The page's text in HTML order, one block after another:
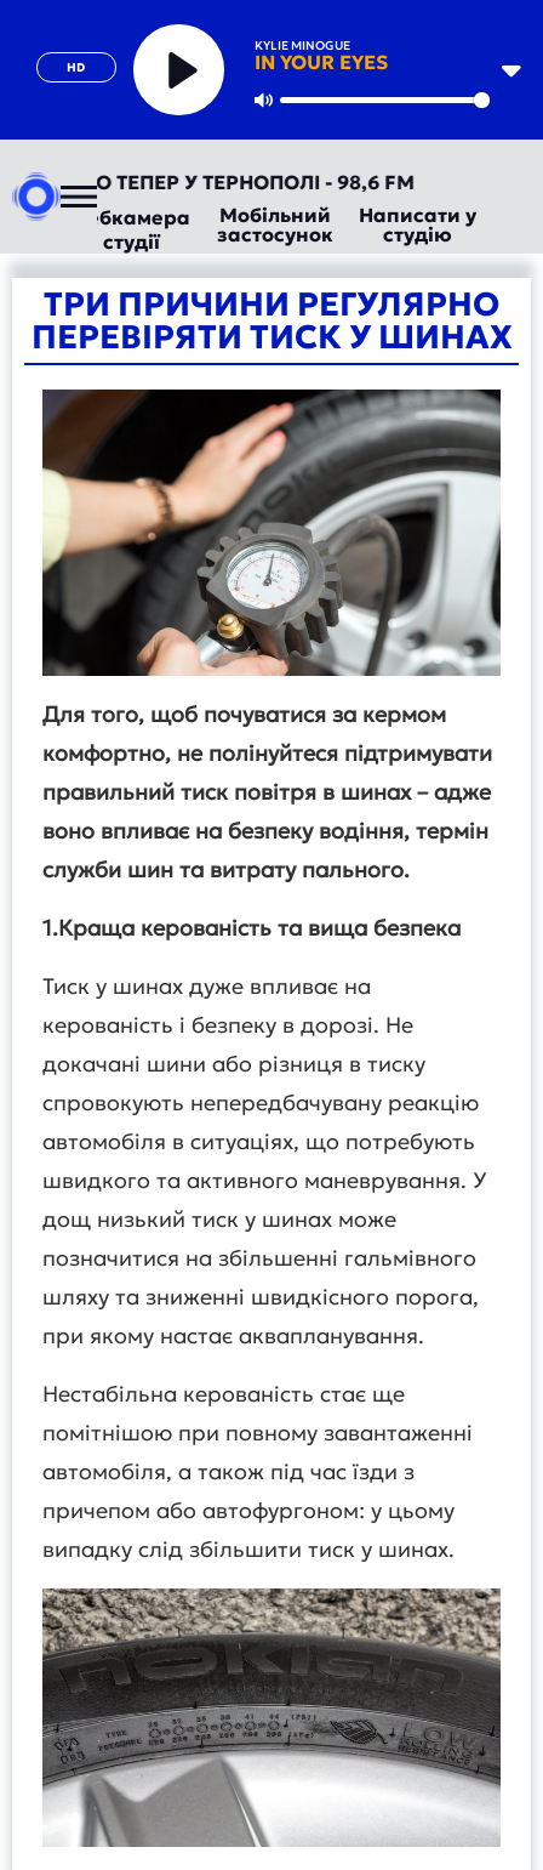
HD
KYLIE MINOGUE
IN YOUR EYES
Play
ТЕПЕР У ТЕРНОПОЛІ - 98,6 FM
Вебкамера
студії
Мобільний
застосунок
Написати у
студію
ТРИ ПРИЧИНИ РЕГУЛЯРНО
ПЕРЕВІРЯТИ ТИСК У ШИНАХ
Для того, щоб почуватися за кермом
комфортно, не полінуйтеся підтримувати
правильний тиск повітря в шинах – адже
воно впливає на безпеку водіння, термін
служби шин та витрату пального.
1.Краща керованість та вища безпека
Тиск у шинах дуже впливає на
керованість і безпеку в дорозі. Не
докачані шини або різниця в тиску
спровокують непередбачувану реакцію
автомобіля в ситуаціях, що потребують
швидкого та активного маневрування. У
дощ низький тиск у шинах може
позначитися на збільшенні гальмівного
шляху та зниженні швидкісного порога,
при якому настає аквапланування.
Нестабільна керованість стає ще
помітнішою при повному завантаженні
автомобіля, а також під час їзди з
причепом або автофургоном: у цьому
випадку слід збільшити тиск у шинах.